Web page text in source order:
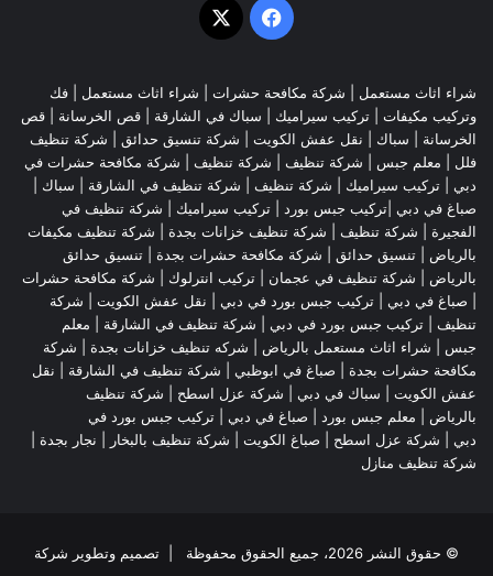
فيسبوك
‫X
شراء اثاث مستعمل شركة مكافحة حشرات شراء اثاث مستعمل
فك
وتركيب مكيفات | تركيب سيراميك | سباك في الشارقة قص الخرسانة | قص
الخرسانة | سباك نقل عفش الكويت شركة تنسيق حدائق
شركة تنظيف
فلل
معلم جبس شركة تنظيف شركة تنظيف
شركة مكافحة حشرات في
دبي
تركيب سيراميك شركة تنظيف شركة تنظيف في الشارقة | سباك |
صباغ في دبي |تركيب جبس بورد | تركيب سيراميك
شركة تنظيف في
الفجيرة
شركة تنظيف شركة تنظيف خزانات بجدة
شركة تنظيف مكيفات
بالرياض
تنسيق حدائق شركة مكافحة حشرات بجدة
تنسيق حدائق
بالرياض
شركة تنظيف في عجمان | تركيب انترلوك | شركة مكافحة حشرات
صباغ في دبي تركيب جبس بورد في دبي نقل عفش الكويت
شركة
تنظيف
تركيب جبس بورد في دبي شركة تنظيف في الشارقة
معلم
جبس
شراء اثاث مستعمل بالرياض شركه تنظيف خزانات بجدة
شركة
مكافحة حشرات بجدة
صباغ في ابوظبي شركة تنظيف في الشارقة
نقل
عفش الكويت | سباك في دبي | شركة عزل اسطح
شركة تنظيف
بالرياض
معلم جبس بورد صباغ في دبي
تركيب جبس بورد في
دبي
شركة عزل اسطح صباغ الكويت شركة تنظيف بالبخار نجار بجدة
شركة تنظيف منازل
© حقوق النشر 2026، جميع الحقوق محفوظة | تصميم وتطوير شركة